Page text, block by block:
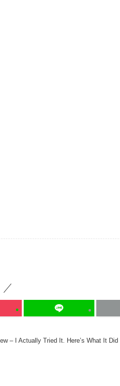
– I Actually Tried It. Here’s What It